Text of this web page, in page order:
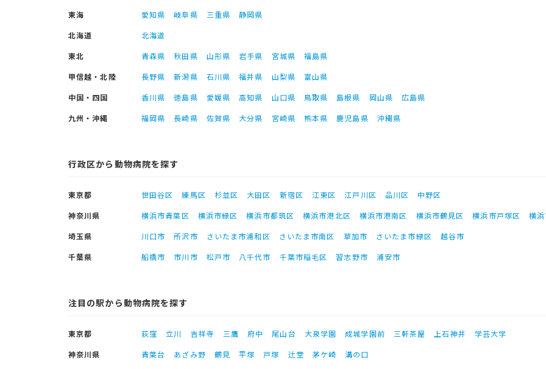
東海
愛知県 岐阜県 三重県
静岡県
北海道
北海道
東北
青森県 秋田県 山形県 岩手県 宮城県
福島県
甲信越・北陸
長野県 新潟県 石川県 福井県 山梨県
富山県
中国・四国
香川県 徳島県 愛媛県 高知県 山口県 鳥取県 島根県 岡山県
広島県
九州・沖縄
福岡県 長崎県 佐賀県 大分県 宮崎県 熊本県 鹿児島県 沖縄県
行政区から動物病院を探す
東京都 世田谷区 練馬区 杉並区 大田区 新宿区 江東区 江戸川区 品川区
中野区
神奈川県
横浜市青葉区 横浜市緑区 横浜市都筑区 横浜市港北区 横浜市港南区 横浜市鶴見区 横浜市戸塚区
横
埼玉県
川口市 所沢市 さいたま市浦和区 さいたま市南区 草加市 さいたま市緑区
越谷市
千葉県
船橋市 市川市 松戸市 八千代市 千葉市稲毛区 習志野市 浦安市
注目の駅から動物病院を探す
東京都 荻窪 立川 吉祥寺 三鷹 府中 尾山台 大泉学園 成城学園前 三軒茶屋 上石神井
学芸大学
神奈川県
青葉台 あざみ野 鶴見 平塚 戸塚 辻堂 茅ケ崎
溝の口